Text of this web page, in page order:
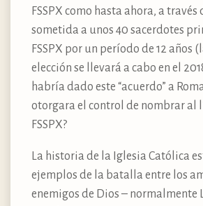
FSSPX como hasta ahora, a través
sometida a unos 40 sacerdotes
FSSPX por un período de 12 años
elección se llevará a cabo en el
habría dado este “acuerdo” a
otorgara el control de nombrar al
FSSPX?
La historia de la Iglesia Católica
ejemplos de la batalla entre los
enemigos de Dios – normalmente